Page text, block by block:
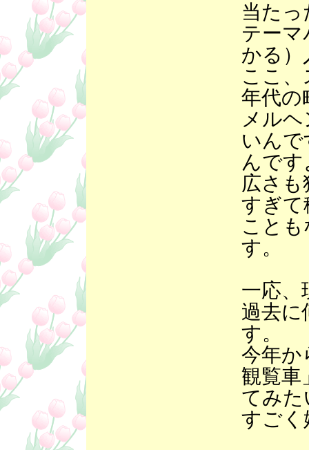
当たっ
テー
かる）
ここ
年代の
メル
いん
んで
広さ
すぎて
こと
す。
一応、
過去に
す。
今年か
観覧車
てみ
すごく